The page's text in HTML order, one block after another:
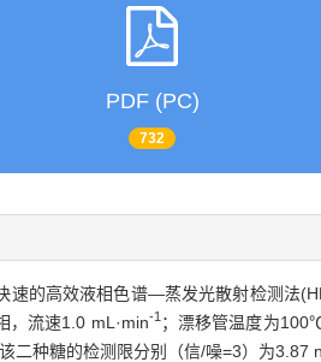
PDF (PC)
732
速的高效液相色谱—蒸发光散射检测法
，流速1.0 mL·min-1 ；漂移管温度为
二种糖的检测限分别（信/噪=3）为